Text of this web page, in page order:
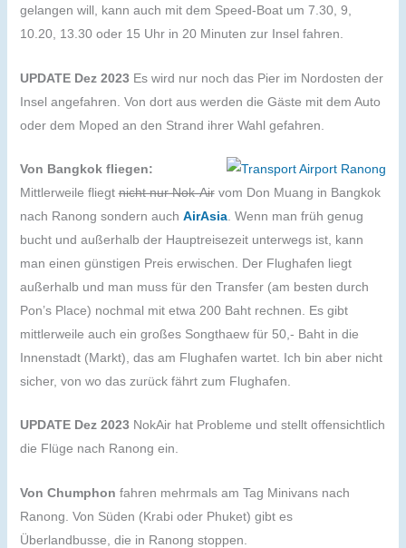
gelangen will, kann auch mit dem Speed-Boat um 7.30, 9,
10.20, 13.30 oder 15 Uhr in 20 Minuten zur Insel fahren.
UPDATE Dez 2023Es wird nur noch das Pier im Nordosten der
Insel angefahren. Von dort aus werden die Gäste mit dem Auto
oder dem Moped an den Strand ihrer Wahl gefahren.
Von Bangkok fliegen:
Mittlerweile fliegtnicht nur Nok-Airvom Don Muang in Bangkok
nach Ranong sondern auch AirAsia. Wenn man früh genug
bucht und außerhalb der Hauptreisezeit unterwegs ist, kann
man einen günstigen Preis erwischen. Der Flughafen liegt
außerhalb und man muss für den Transfer (am besten durch
Pon’s Place) nochmal mit etwa 200 Baht rechnen. Es gibt
mittlerweile auch ein großes Songthaew für 50,- Baht in die
Innenstadt (Markt), das am Flughafen wartet. Ich bin aber nicht
sicher, von wo das zurück fährt zum Flughafen.
UPDATE Dez 2023NokAir hat Probleme und stellt offensichtlich
die Flüge nach Ranong ein.
Von Chumphon fahren mehrmals am Tag Minivans nach
Ranong. Von Süden (Krabi oder Phuket) gibt es
Überlandbusse, die in Ranong stoppen.